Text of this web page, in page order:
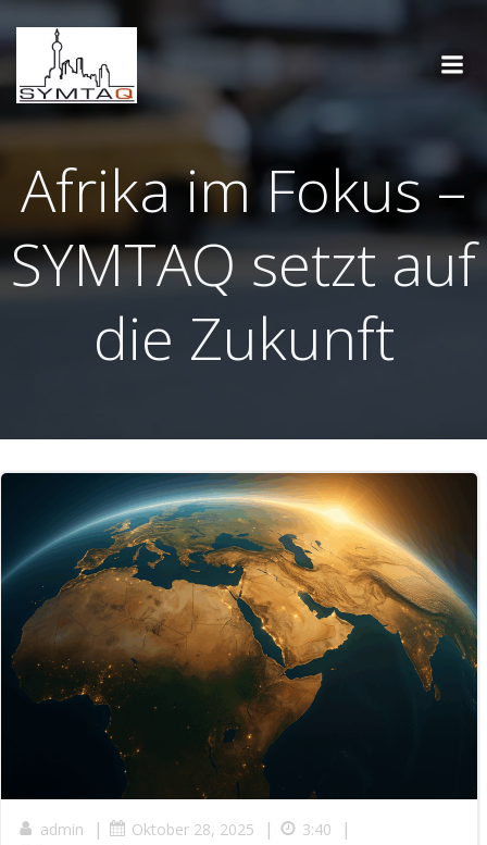
Inhalt
Afrika im Fokus –
SYMTAQ setzt auf
die Zukunft
admin | Oktober 28, 2025 | 3:40 |